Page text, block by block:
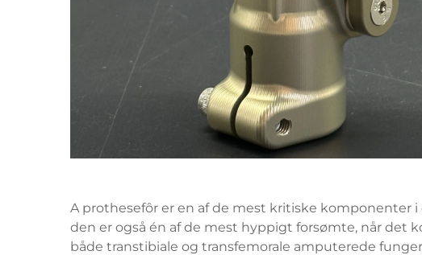
A prothesefôr er en af de mest kritiske komponenter
den er også én af de mest hyppigt forsømte, når det
både transtibiale og transfemorale amputerede